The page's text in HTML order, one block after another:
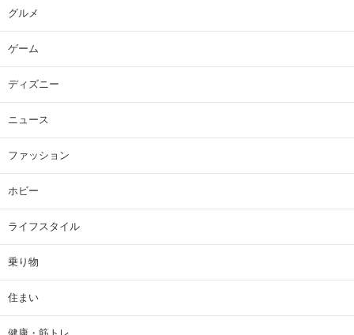
グルメ
ゲーム
ディズニー
ニュース
ファッション
ホビー
ライフスタイル
乗り物
住まい